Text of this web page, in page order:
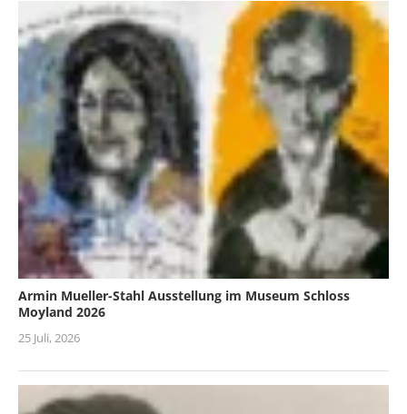
Armin Mueller-Stahl Ausstellung im Museum Schloss
Moyland 2026
25 Juli, 2026